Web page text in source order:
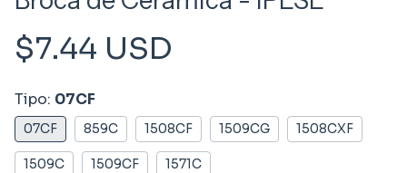
$7.44 USD
Tipo: 07CF
07CF 859C 1508CF 1509CG 1508CXF
1509C 1509CF 1571C